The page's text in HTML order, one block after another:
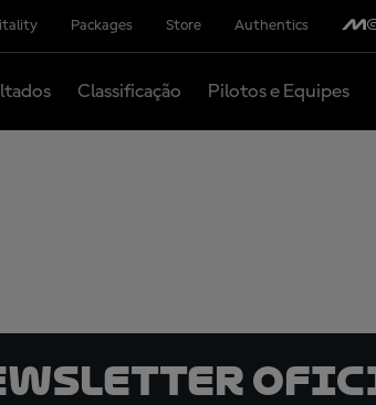
Packages Store Authentics
Classificação Pilotos e Equipes